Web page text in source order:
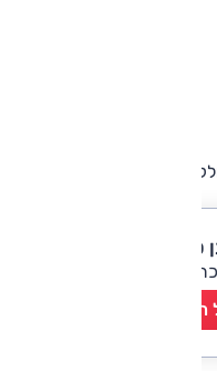
טוארג
טוארג?
ביקורת
הרכב